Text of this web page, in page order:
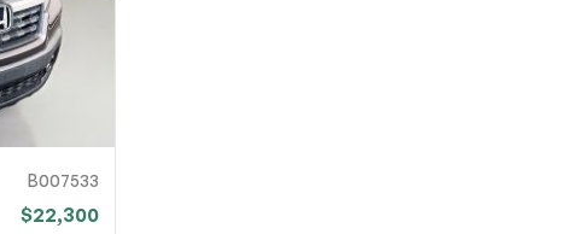
B007533
$22,300